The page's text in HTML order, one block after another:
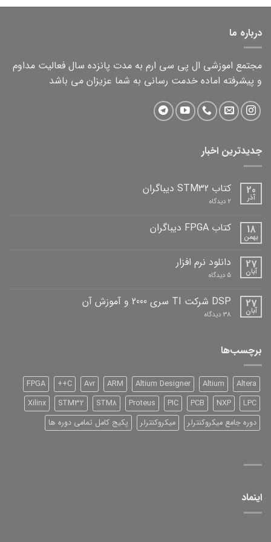
2,000,000 تومان.
1,500,000 تومان.
درباره ما
مجتمع اموزشی ال پی سی ارم به مدت پانزده سال فعالیت مداوم
و پیشرفته اماده خدمت رسانی به شما عزیزان می باشد
جدیدترین اخبار
20
آذر
کتاب STM32 دیباگران
2 دیدگاه برای
دیباگران 18
بهمن
کتاب FPGA دیباگران
کتاب
FPGA
دیباگران
ثبت
نشده 27
آبان
دانلود نرم افزار
5 دیدگاه برای
افزار 27
آبان
DSP شرکت TI سری 2000 و آموزش آن
38 دیدگاه برای
آن
برچسب‌ها
Altera
Altium
Altium Designer
ARM
Avr
C++
FPGA
LPC
NXP
PCB
PIC
Proteus
STM8
STM32
Xilinx
دوره جامع میکروکنترلر
میکروکنترلر پکیج کامل تمامی دوره ها
اینماد